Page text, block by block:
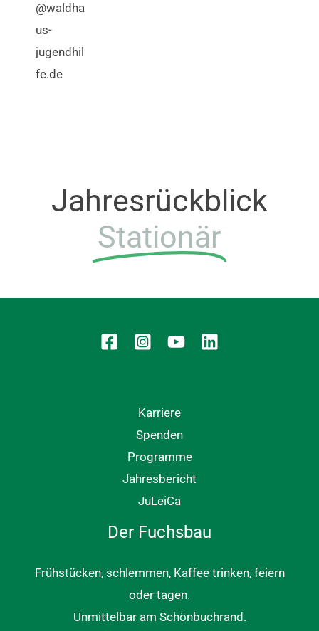
@waldha
us-
jugendhil
fe.de
Jahresrückblick
Stationär
Karriere
Spenden
Programme
Jahresbericht
JuLeiCa
Der Fuchsbau
Frühstücken, schlemmen, Kaffee trinken, feiern
oder tagen.
Unmittelbar am Schönbuchrand.